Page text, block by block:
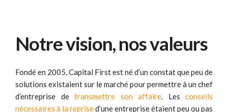
Notre vision, nos valeurs
Fondé en 2005, Capital First est né d’un constat que peu de
solutions existaient sur le marché pour permettre à un chef
d’entreprise de transmettre son affaire. Les conseils
nécessaires à la reprised’une entreprise étaient peu ou pas